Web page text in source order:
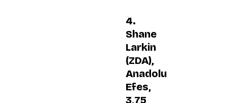
4.
Shane
Larkin
(ZDA),
Anadolu
Efes,
3,75